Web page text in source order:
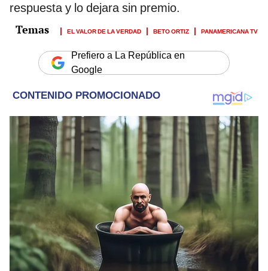
respuesta y lo dejara sin premio.
EL VALOR DE LA VERDAD BETO ORTIZ PANAMERICANA TV
Prefiero a La República en
Google